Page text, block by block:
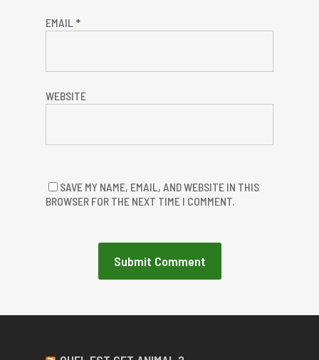
EMAIL *
WEBSITE
SAVE MY NAME, EMAIL, AND WEBSITE IN THIS
BROWSER FOR THE NEXT TIME I COMMENT.